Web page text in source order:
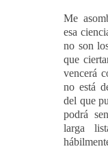
Me
esa
no son
que
vencerá
no está
del que
podrá
larga